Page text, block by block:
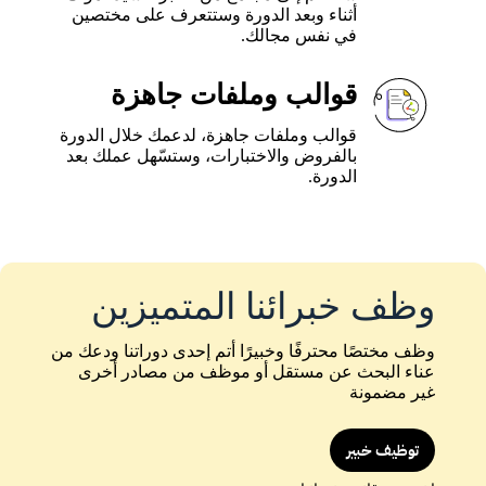
أثناء وبعد الدورة وستتعرف على مختصين
في نفس مجالك.
قوالب وملفات جاهزة
قوالب وملفات جاهزة، لدعمك خلال الدورة
بالفروض والاختبارات، وستسّهل عملك بعد
الدورة.
وظف خبرائنا المتميزين
وظف مختصًا محترفًا وخبيرًا أتم إحدى دوراتنا ودعك من
عناء البحث عن مستقل أو موظف من مصادر أخرى
غير مضمونة
توظيف خبير